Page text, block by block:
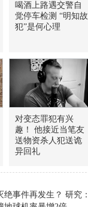
喝酒上路遇交警自
觉停车检测 “明知故
犯”是何心理
对变态罪犯有兴
趣！ 他接近当笔友
送物资杀人犯送诡
异回礼
绝事件再发生？ 研究：